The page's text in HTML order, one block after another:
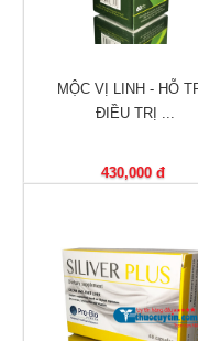
Cơ
Mắt
Kháng
Tai,
Mũi,
Họng,
MỘC VỊ LINH - HỖ
ĐIỀU TRỊ ...
430,000 đ